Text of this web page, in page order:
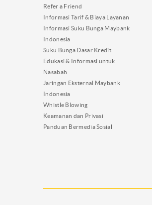
Refer a Friend
Informasi Tarif & Biaya Layanan
Informasi Suku Bunga Maybank
Indonesia
Suku Bunga Dasar Kredit
Edukasi & Informasi untuk
Nasabah
Jaringan Eksternal Maybank
Indonesia
Whistle Blowing
Keamanan dan Privasi
Panduan Bermedia Sosial